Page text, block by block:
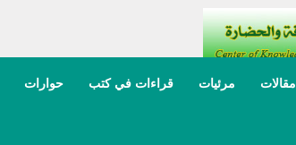
مقالات مرئيات قراءات في كتب حوارات